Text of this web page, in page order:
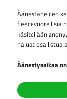
Äänestäneiden
fleecevuorellisia
käsitellään
haluat osallistua
Äänestysaikaa